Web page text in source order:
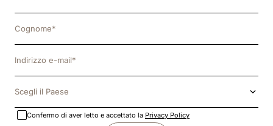
Scegli il Paese
Confermo di aver letto e accettato la Privacy Policy